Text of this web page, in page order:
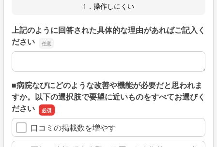
1．操作しにくい
上記のように回答された具体的な理由があればご記入く
ださい
上記のように回答された具体的な理由があればご記入くだ
■病院なびにどのような改善や機能が必要だと思われま
すか。以下の選択肢で要望に近いものをすべてお選びく
ださい
口コミの掲載数を増やす